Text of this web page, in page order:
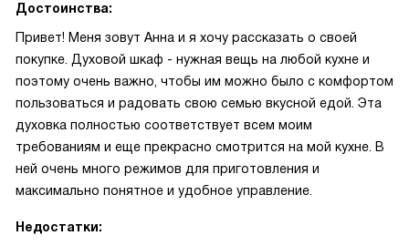
Достоинства:
Привет! Меня зовут Анна и я хочу рассказать о своей
покупке. Духовой шкаф - нужная вещь на любой кухне и
поэтому очень важно, чтобы им можно было с комфортом
пользоваться и радовать свою семью вкусной едой. Эта
духовка полностью соответствует всем моим
требованиям и еще прекрасно смотрится на мой кухне. В
ней очень много режимов для приготовления и
максимально понятное и удобное управление.
Недостатки: